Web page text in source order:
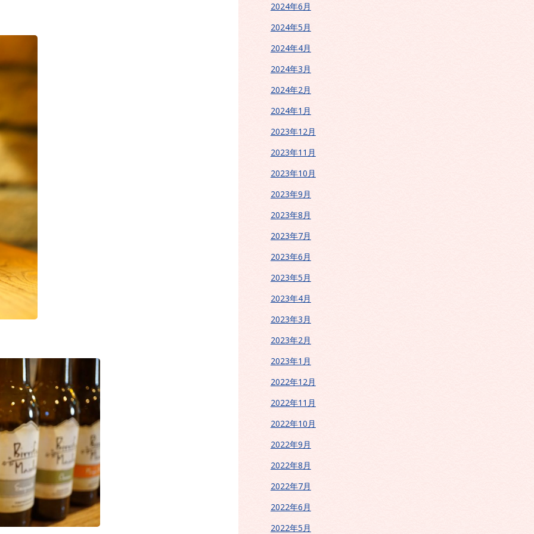
2024年6月
2024年5月
2024年4月
2024年3月
2024年2月
2024年1月
2023年12月
2023年11月
2023年10月
2023年9月
2023年8月
2023年7月
2023年6月
2023年5月
2023年4月
2023年3月
2023年2月
2023年1月
2022年12月
2022年11月
2022年10月
2022年9月
2022年8月
2022年7月
2022年6月
2022年5月